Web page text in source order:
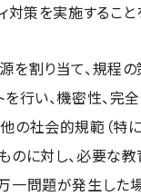
策を実施すること
を割り当て、規程
行い、機密性、
の社会的規範（特
に対し、必要な
一問題が発生した